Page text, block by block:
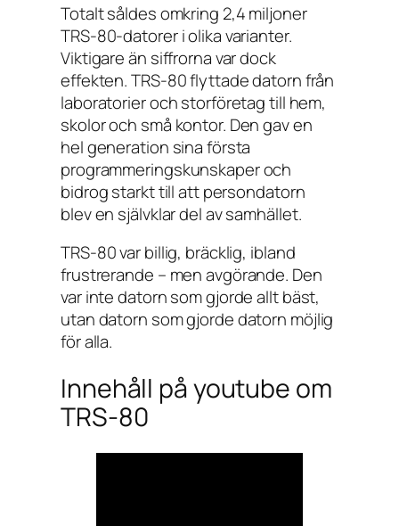
Totalt såldes omkring 2,4 miljoner
TRS-80-datorer i olika varianter.
Viktigare än siffrorna var dock
effekten. TRS-80 flyttade datorn från
laboratorier och storföretag till hem,
skolor och små kontor. Den gav en
hel generation sina första
programmeringskunskaper och
bidrog starkt till att persondatorn
blev en självklar del av samhället.
TRS-80 var billig, bräcklig, ibland
frustrerande – men avgörande. Den
var inte datorn som gjorde allt bäst,
utan datorn som gjorde datorn möjlig
för alla.
Innehåll på youtube om
TRS-80